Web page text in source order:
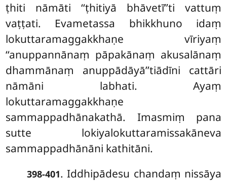
ṭhiti nāmāti ‘‘ṭhitiyā bhāvetī’’ti vattuṃ
vaṭṭati. Evametassa bhikkhuno idaṃ
lokuttaramaggakkhaṇe vīriyaṃ
‘‘anuppannānaṃ pāpakānaṃ akusalānaṃ
dhammānaṃ anuppādāyā’’tiādīni cattāri
nāmāni labhati. Ayaṃ
lokuttaramaggakkhaṇe
sammappadhānakathā. Imasmiṃ pana
sutte lokiyalokuttaramissakāneva
sammappadhānāni kathitāni.
398-401. Iddhipādesu chandaṃ nissāya